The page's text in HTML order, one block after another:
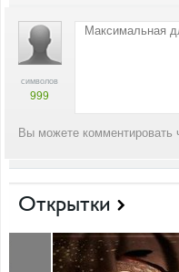
символов
999
Вы можете комментировать
Открытки